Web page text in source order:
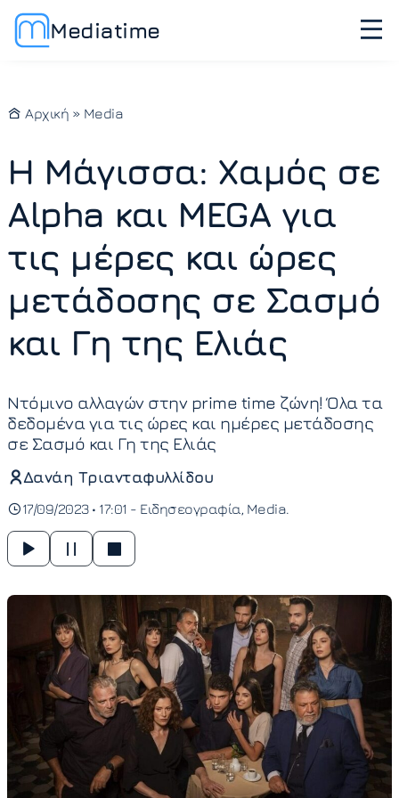
Mediatime
Αρχική » Media
Η Μάγισσα: Χαμός σε
Alpha και MEGA για
τις μέρες και ώρες
μετάδοσης σε Σασμό
και Γη της Ελιάς
Ντόμινο αλλαγών στην prime time ζώνη! Όλα τα
δεδομένα για τις ώρες και ημέρες μετάδοσης
σε Σασμό και Γη της Ελιάς
Δανάη Τριανταφυλλίδου
17/09/2023 • 17:01 - Ειδησεογραφία Media